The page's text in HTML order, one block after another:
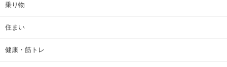
乗り物
住まい
健康・筋トレ